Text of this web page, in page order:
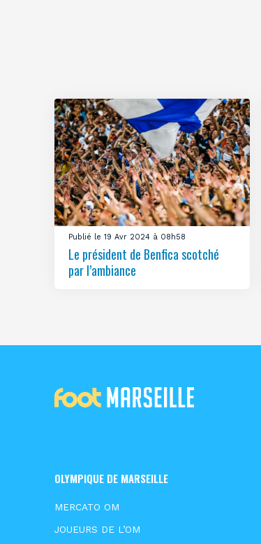
Publié le 19 Avr 2024 à 08h58
Le président de Benfica scotché
par l’ambiance
OLYMPIQUE DE MARSEILLE
MERCATO OM
JOUEURS DE L’OM